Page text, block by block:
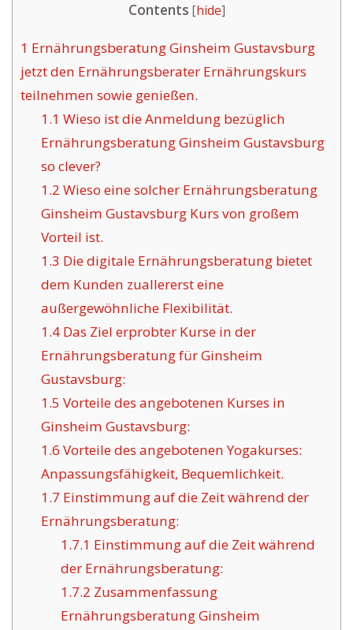
Contents [hide]
1 Ernährungsberatung Ginsheim Gustavsburg
jetzt den Ernährungsberater Ernährungskurs
teilnehmen sowie genießen.
1.1 Wieso ist die Anmeldung bezüglich
Ernährungsberatung Ginsheim Gustavsburg
so clever?
1.2 Wieso eine solcher Ernährungsberatung
Ginsheim Gustavsburg Kurs von großem
Vorteil ist.
1.3 Die digitale Ernährungsberatung bietet
dem Kunden zuallererst eine
außergewöhnliche Flexibilität.
1.4Das Ziel erprobter Kurse in der
Ernährungsberatung für Ginsheim
Gustavsburg:
1.5 Vorteile des angebotenen Kurses in
Ginsheim Gustavsburg:
1.6 Vorteile des angebotenen Yogakurses:
Anpassungsfähigkeit, Bequemlichkeit.
1.7 Einstimmung auf die Zeit während der
Ernährungsberatung:
1.7.1 Einstimmung auf die Zeit während
der Ernährungsberatung:
1.7.2 Zusammenfassung
Ernährungsberatung Ginsheim